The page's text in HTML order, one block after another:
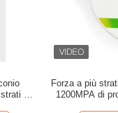
del
Forza a più
1200MPA di